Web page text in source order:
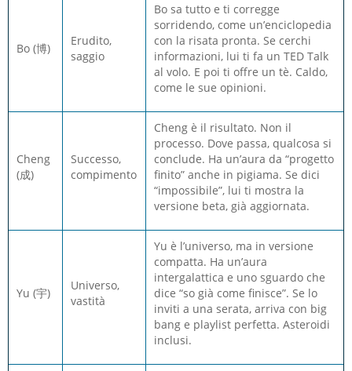
Bo (博)
Erudito,
saggio
Bo sa tutto e ti corregge
sorridendo, come un’enciclopedia
con la risata pronta. Se cerchi
informazioni, lui ti fa un TED Talk
al volo. E poi ti offre un tè. Caldo,
come le sue opinioni.
Cheng
(成)
Successo,
compimento
Cheng è il risultato. Non il
processo. Dove passa, qualcosa si
conclude. Ha un’aura da “progetto
finito” anche in pigiama. Se dici
“impossibile”, lui ti mostra la
versione beta, già aggiornata.
Yu (宇)
Universo,
vastità
Yu è l’universo, ma in versione
compatta. Ha un’aura
intergalattica e uno sguardo che
dice “so già come finisce”. Se lo
inviti a una serata, arriva con big
bang e playlist perfetta. Asteroidi
inclusi.